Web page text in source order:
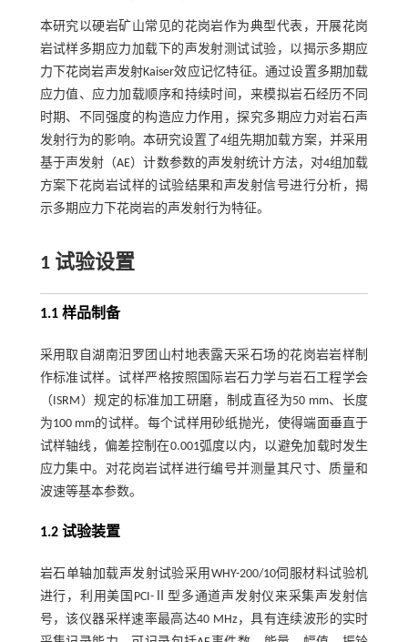
本研究以硬岩矿山常见的花岗岩作为典型代表，开展花岗
岩试样多期应力加载下的声发射测试试验，以揭示多期应
力下花岗岩声发射Kaiser效应记忆特征。通过设置多期加载
应力值、应力加载顺序和持续时间，来模拟岩石经历不同
时期、不同强度的构造应力作用，探究多期应力对岩石声
发射行为的影响。本研究设置了4组先期加载方案，并采用
基于声发射（AE）计数参数的声发射统计方法，对4组加载
方案下花岗岩试样的试验结果和声发射信号进行分析，揭
示多期应力下花岗岩的声发射行为特征。
1 试验设置
1.1 样品制备
采用取自湖南汨罗团山村地表露天采石场的花岗岩岩样制
作标准试样。试样严格按照国际岩石力学与岩石工程学会
（ISRM）规定的标准加工研磨，制成直径为50 mm、长度
为100 mm的试样。每个试样用砂纸抛光，使得端面垂直于
试样轴线，偏差控制在0.001弧度以内，以避免加载时发生
应力集中。对花岗岩试样进行编号并测量其尺寸、质量和
波速等基本参数。
1.2 试验装置
岩石单轴加载声发射试验采用WHY-200/10伺服材料试验机
进行，利用美国PCI-Ⅱ型多通道声发射仪来采集声发射信
号，该仪器采样速率最高达40 MHz，具有连续波形的实时